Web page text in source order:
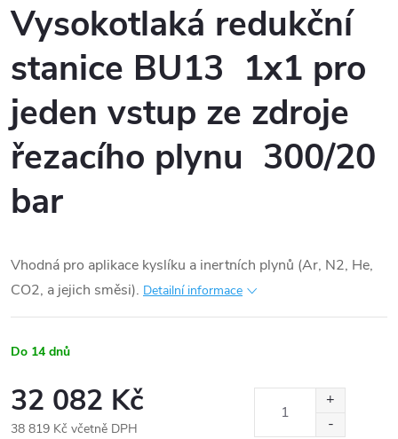
Vysokotlaká redukční
stanice BU13 1x1 pro
jeden vstup ze zdroje
řezacího plynu 300/20
bar
Vhodná pro aplikace kyslíku a inertních plynů (Ar, N2, He,
CO2, a jejich směsi). Detailní informace
Do 14 dnů
32 082 Kč
38 819 Kč včetně DPH